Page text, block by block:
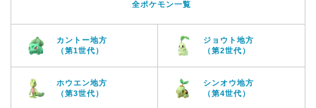
全ポケモン一覧
カントー地方
（第1世代）
ジョウト地方
（第2世代）
ホウエン地方
（第3世代）
シンオウ地方
（第4世代）